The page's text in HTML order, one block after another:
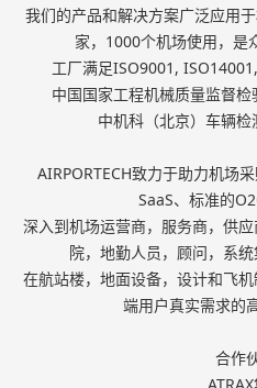
我们的产品和解决方案广泛应用
家，1000个机场使用，是
工厂满足ISO9001,
中国国家工程机械质量监督
中机科（北京）车辆
AIRPORTECH致力于助力机场
SaaS、标准的
深入到机场运营商，服务商，供
院，地勤人员，顾问，系统
在航站楼，地面设备，设计和飞
端用户真实需求的
合作